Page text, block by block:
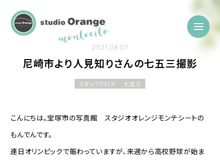
2021.08.07
尼崎市より人見知りさんの七五三撮影
スタッフブログ 七五三
こんにちは。宝塚市の写真館 スタジオオレンジモンテシートの
もんでんです。
連日オリンピックで賑わっていますが、来週から高校野球が始ま